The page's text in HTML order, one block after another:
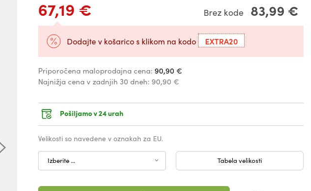
67,19 € Brez kode 83,99 €
Dodajte v košarico s klikom na kodo EXTRA20
Priporočena maloprodajna cena: 90,90 €
Najnižja cena v zadnjih 30 dneh: 90,90 €
Pošiljamo v 24 urah
Velikosti so navedene v oznakah za EU.
Izberite … Tabela velikosti